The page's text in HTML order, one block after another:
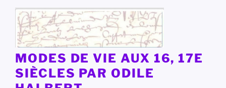
contenu
principal
MODES DE VIE AUX 16, 17E
SIÈCLES PAR ODILE